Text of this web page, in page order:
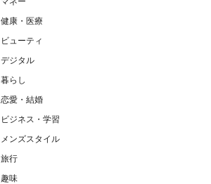
健康・医療
ビューティ
デジタル
暮らし
恋愛・結婚
ビジネス・学習
メンズスタイル
旅行
趣味